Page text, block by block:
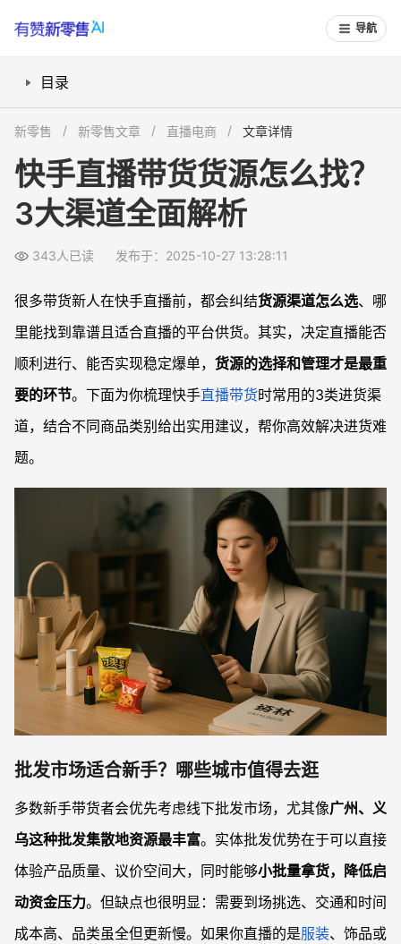
导航
目录
品牌合作与代理：“专供货源”有哪些优势？
不同商品类别适合的进货渠道有哪些？
快手直播为什么货源一直断？
批发市场进货如何规避踩坑？
新零售 新零售文章 直播电商 文章详情
快手直播带货货源怎么找？
3大渠道全面解析
343人已读 发布于：2025-10-27 13:28:11
很多带货新人在快手直播前，都会纠结货源渠道怎么选、哪
里能找到靠谱且适合直播的平台供货。其实，决定直播能否
顺利进行、能否实现稳定爆单， 货源的选择和管理才是最重
要的环节。下面为你梳理快手直播带货时常用的3类进货渠
道，结合不同商品类别给出实用建议，帮你高效解决进货难
题。
批发市场适合新手？哪些城市值得去逛
多数新手带货者会优先考虑线下批发市场，尤其像广州、义
乌这种批发集散地资源最丰富。实体批发优势在于可以直接
体验产品质量、议价空间大，同时能够小批量拿货，降低启
动资金压力。但缺点也很明显：需要到场挑选、交通和时间
成本高、品类虽全但更新慢。如果你直播的是服装、饰品或